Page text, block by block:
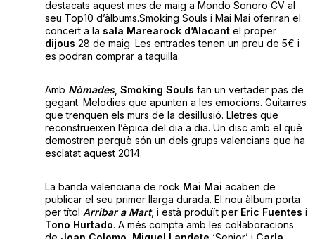
destacats aquest mes de maig a Mondo Sonoro CV al
seu Top10 d’àlbums.Smoking Souls i Mai Mai oferiran el
concert a la sala Marearock d’Alacantel proper
dijous 28 de maig. Les entrades tenen un preu de 5€ i
es podran comprar a taquilla.
Amb Nòmades, Smoking Souls fan un vertader pas de
gegant. Melodies que apunten a les emocions. Guitarres
que trenquen els murs de la desil·lusió. Lletres que
reconstrueixen l’èpica del dia a dia. Un disc amb el què
demostren perquè són un dels grups valencians que ha
esclatat aquest 2014.
La banda valenciana de rock Mai Mai acaben de
publicar el seu primer llarga durada. El nou àlbum porta
per títol Arribar a Mart, i està produït per Eric Fuentes i
Tono Hurtado. A més compta amb les col·laboracions